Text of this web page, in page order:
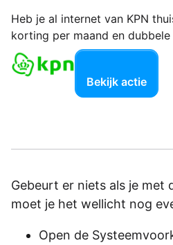
Heb je al internet van KPN
korting per maand en dubbele
Bekijk actie
Gebeurt er niets als je met
moet je het wellicht nog
Open de